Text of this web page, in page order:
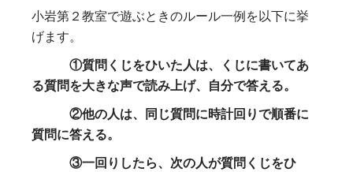
小岩第２教室で遊ぶときのルール一例を以下に挙
げます。
①質問くじをひいた人は、くじに書いてあ
る質問を大きな声で読み上げ、自分で答える。
②他の人は、同じ質問に時計回りで順番に
質問に答える。
③一回りしたら、次の人が質問くじをひ